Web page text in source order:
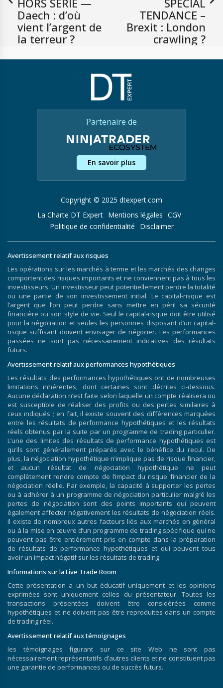
Daech : d’où
vient l’argent de
la terreur ?
TENDANCE –
Brexit : London
crawling ?
Partenaire de
En savoir plus
Copyright © 2025 dtexpert.com
La Charte DT Expert
Mentions légales CGV
Politique de confidentialité
Disclaimer
Avertissement relatif aux risques
Les opérations sur les marchés à terme et les marchés des changes
comportent des risques importants et ne conviennent pas à tous les
investisseurs. Un investisseur peut potentiellement perdre la totalité
ou une partie de son investissement initial. Le capital-risque est
l’argent que l’on peut perdre sans mettre en péril sa sécurité
financière ou son style de vie. Seul le capital-risque doit être utilisé
pour la négociation et seules les personnes disposant d’un capital-
risque suffisant doivent envisager de négocier. Les performances
passées ne sont pas nécessairement indicatives des résultats
futurs.
Avertissement relatif aux performances hypothétiques
Les résultats des performances hypothétiques ont de nombreuses
limitations inhérentes, dont certaines sont décrites ci-dessous.
Aucune déclaration n’est faite selon laquelle un compte réalisera ou
est susceptible de réaliser des profits ou des pertes similaires à
ceux indiqués ; en fait, il existe souvent des différences marquées
entre les résultats de performance hypothétiques et les résultats
réels obtenus par la suite par un programme de trading particulier.
L’une des limites des résultats de performance hypothétiques est
qu’ils sont généralement préparés avec le bénéfice du recul. De
plus, la négociation hypothétique n’implique pas de risque financier,
et aucun résultat de négociation hypothétique ne peut
complètement rendre compte de l’impact du risque financier de la
négociation réelle. Par exemple, la capacité à supporter les pertes
ou à adhérer à un programme de négociation particulier malgré les
pertes de négociation sont des points importants qui peuvent
également affecter négativement les résultats de négociation réels.
Il existe de nombreux autres facteurs liés aux marchés en général
ou à la mise en œuvre d’un programme de trading spécifique qui ne
peuvent pas être entièrement pris en compte dans la préparation
de résultats de performance hypothétiques et qui peuvent tous
avoir un impact négatif sur les résultats de trading.
Informations sur la Live Trade Room
Cette présentation a un but éducatif uniquement et les opinions
exprimées sont uniquement celles du présentateur. Toutes les
transactions présentées doivent être considérées comme
hypothétiques et ne doivent pas être reproduites dans un compte
de trading réel.
Avertissement relatif aux témoignages
les témoignages figurant sur ce site Web ne sont pas
nécessairement représentatifs d’autres clients et ne constituent pas
une garantie de performances ou de succès futurs.